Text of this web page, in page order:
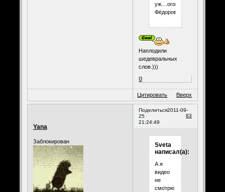
уж....оговорочка...по
Фёдорову.)))))))
Наплодили
шедевральных
слов.)))
0
Цитировать Вверх
Поделиться
83
2011-09-
25
21:24:49
Yana
Заблокирован
Sveta
написал(а):
А я
видео
не
смотрю